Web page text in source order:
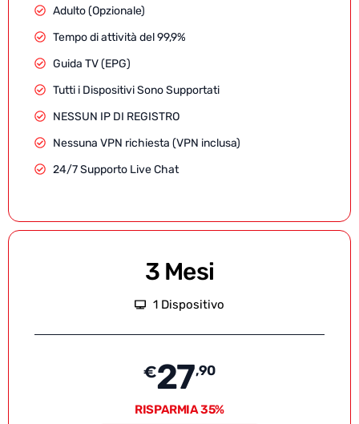
Adulto (Opzionale)
Tempo di attività del 99,9%
Guida TV (EPG)
Tutti i Dispositivi Sono Supportati
NESSUN IP DI REGISTRO
Nessuna VPN richiesta (VPN inclusa)
24/7 Supporto Live Chat
3 Mesi
1 Dispositivo
€27,90
RISPARMIA 35%